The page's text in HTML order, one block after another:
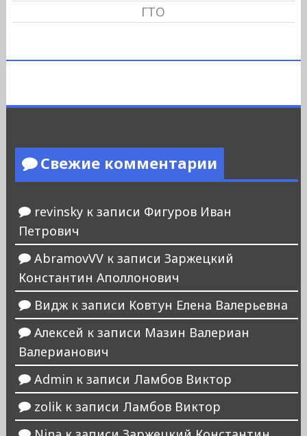
ГТО
Свежие комментарии
revinskyк записи Фигуров Иван
Петрович
AbramovVVк записи Заржецкий
Константин Аполлонович
Виджк записи Ковтун Елена Валерьевна
Алексей к записи Мазин Валериан
Валерианович
Admin к записи Ламбов Виктор
zolikк записи Ламбов Виктор